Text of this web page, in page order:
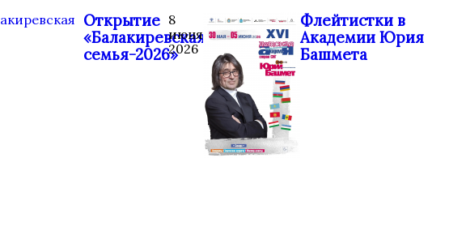
Открытие
«Балакиревская
семья-2026»
8
июня
2026
Флейтистки в
Академии Юрия
Башмета